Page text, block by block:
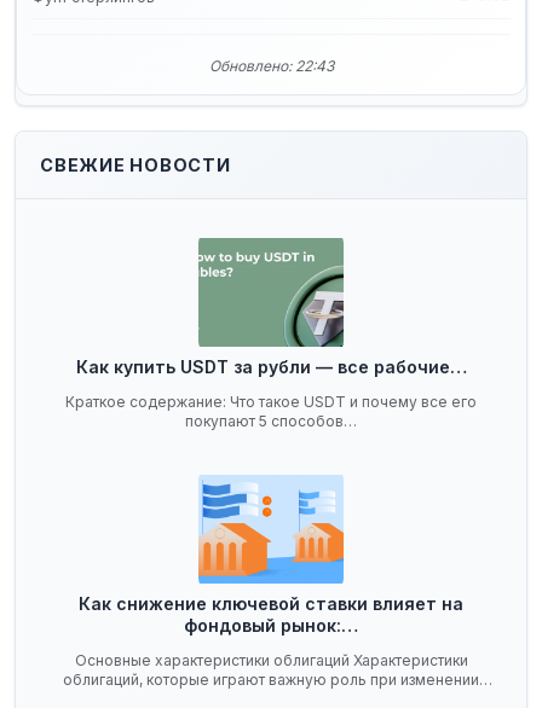
Обновлено: 22:43
СВЕЖИЕ НОВОСТИ
Как купить USDT за рубли — все рабочие…
Краткое содержание: Что такое USDT и почему все его
покупают 5 способов…
Как снижение ключевой ставки влияет на
фондовый рынок:…
Основные характеристики облигаций Характеристики
облигаций, которые играют важную роль при изменении